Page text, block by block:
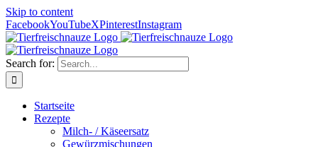
Skip to content
FacebookYouTubeXPinterestInstagram
Search for:
Startseite
Rezepte
Milch- / Käseersatz
Gewürzmischungen